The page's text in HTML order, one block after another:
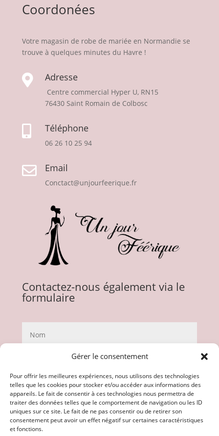
Gérer le consentement
Pour offrir les meilleures expériences, nous utilisons des technologies
telles que les cookies pour stocker et/ou accéder aux informations des
appareils. Le fait de consentir à ces technologies nous permettra de
traiter des données telles que le comportement de navigation ou les ID
uniques sur ce site. Le fait de ne pas consentir ou de retirer son
consentement peut avoir un effet négatif sur certaines caractéristiques
et fonctions.
Coordonées
Votre magasin de robe de mariée en Normandie se
trouve à quelques minutes du Havre !
 Adresse
Centre commercial Hyper U, RN15
76430 Saint Romain de Colbosc
 Téléphone
06 26 10 25 94
 Email
Conctact@unjourfeerique.fr
Contactez-nous également via le
formulaire